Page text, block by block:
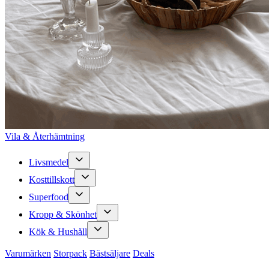
Vila & Återhämtning
Livsmedel
Kosttillskott
Superfood
Kropp & Skönhet
Kök & Hushåll
Varumärken Storpack Bästsäljare Deals